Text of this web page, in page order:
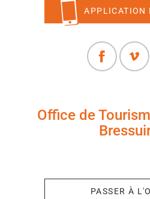
APPLICATION
Office de
PASSER À